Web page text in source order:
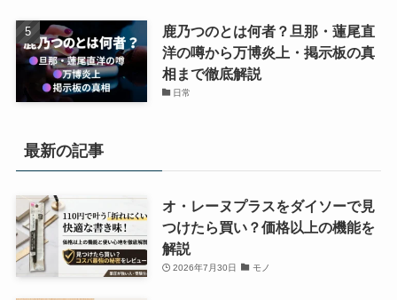
鹿乃つのとは何者？旦那・蓮尾直
洋の噂から万博炎上・掲示板の真
相まで徹底解説
日常
最新の記事
オ・レーヌプラスをダイソーで見
つけたら買い？価格以上の機能を
解説
2026年7月30日 モノ